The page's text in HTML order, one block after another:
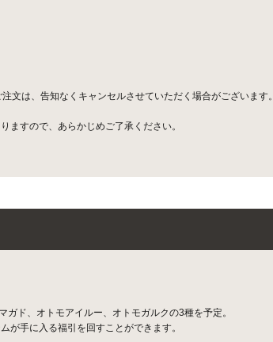
は、告知なくキャンセルさせていただく場合がございます。
すので、あらかじめご了承ください。
ガド、オトモアイルー、オトモガルクの3種を予定。
が手に入る福引を回すことができます。